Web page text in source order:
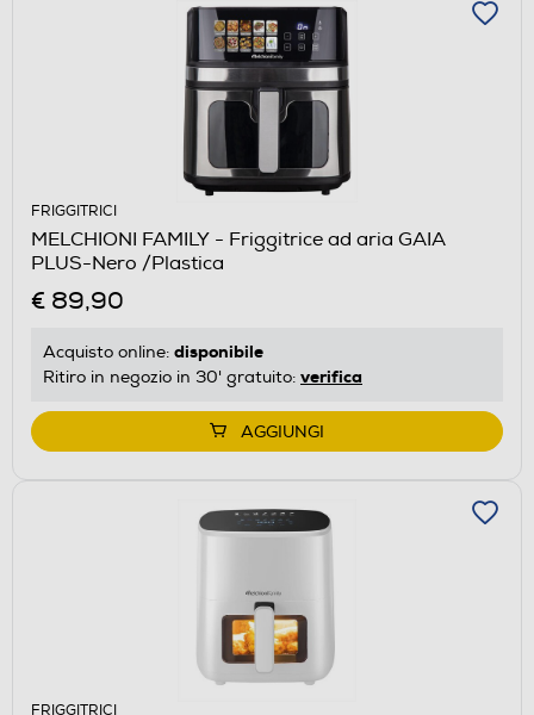
FRIGGITRICI
MELCHIONI FAMILY - Friggitrice ad aria GAIA
PLUS-Nero /Plastica
€ 89,90
Acquisto online: disponibile
Ritiro in negozio in 30' gratuito: verifica
AGGIUNGI
FRIGGITRICI